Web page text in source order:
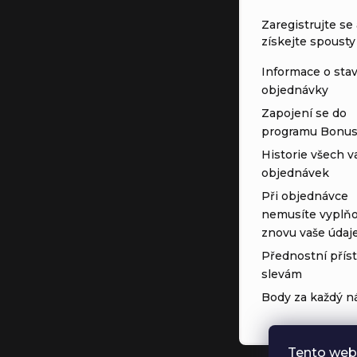
Tento
Zaregistrujte se
získejte spousty
Informace o
objednávky
Zapojení se do
programu
Historie všech
objednávek
Při objednávce
nemusíte
znovu vaše
Přednostní
slevám
Body za každý